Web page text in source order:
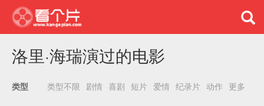
洛里·海瑞演过的电影
类型 类型不限 剧情 喜剧 短片 爱情 纪录片 动作 更多